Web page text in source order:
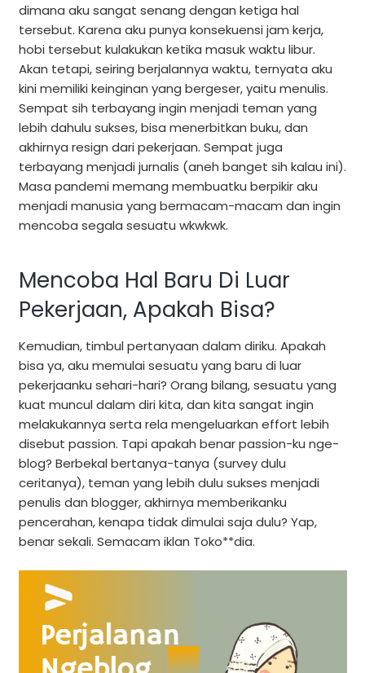
dimana aku sangat senang dengan ketiga hal
tersebut. Karena aku punya konsekuensi jam kerja,
hobi tersebut kulakukan ketika masuk waktu libur.
Akan tetapi, seiring berjalannya waktu, ternyata aku
kini memiliki keinginan yang bergeser, yaitu menulis.
Sempat sih terbayang ingin menjadi teman yang
lebih dahulu sukses, bisa menerbitkan buku, dan
akhirnya resign dari pekerjaan. Sempat juga
terbayang menjadi jurnalis (aneh banget sih kalau ini).
Masa pandemi memang membuatku berpikir aku
menjadi manusia yang bermacam-macam dan ingin
mencoba segala sesuatu wkwkwk.
Mencoba Hal Baru Di Luar
Pekerjaan, Apakah Bisa?
Kemudian, timbul pertanyaan dalam diriku. Apakah
bisa ya, aku memulai sesuatu yang baru di luar
pekerjaanku sehari-hari? Orang bilang, sesuatu yang
kuat muncul dalam diri kita, dan kita sangat ingin
melakukannya serta rela mengeluarkan effort lebih
disebut passion. Tapi apakah benar passion-ku nge-
blog? Berbekal bertanya-tanya (survey dulu
ceritanya), teman yang lebih dulu sukses menjadi
penulis dan blogger, akhirnya memberikanku
pencerahan, kenapa tidak dimulai saja dulu? Yap,
benar sekali. Semacam iklan Toko**dia.